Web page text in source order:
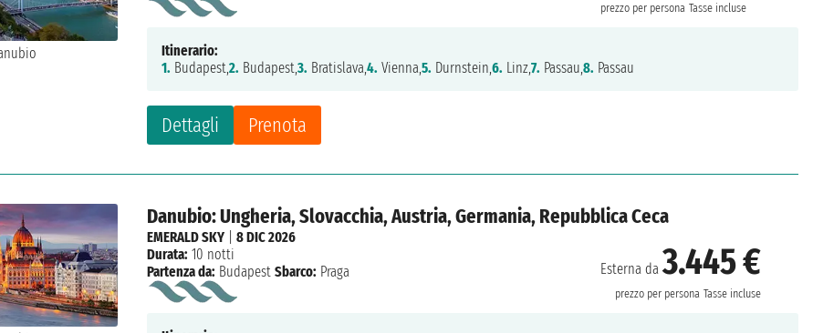
prezzo per persona Tasse incluse
Dettagli Prenota
Itinerario:
1. Budapest,2. Budapest,3. Bratislava,4. Vienna,5. Durnstein,6. Linz,7. Passau,8. Passau
Danubio: Ungheria, Slovacchia, Austria, Germania, Repubblica Ceca
Esterna da3.445 €
prezzo per persona Tasse incluse
EMERALD SKY |8 DIC 2026
Durata: 10 notti
Partenza da: Budapest Sbarco: Praga